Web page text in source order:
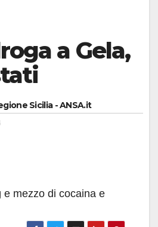
a Gela,
Sicilia - ANSA.it
e mezzo di cocaina e